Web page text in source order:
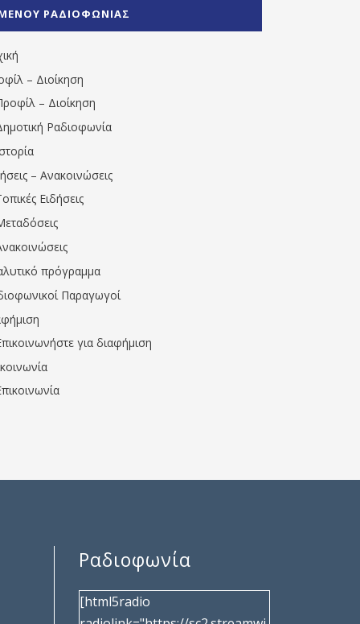
1531194763766854/" artist="" ]
ΡΑΔΙΟΦΩΝΙΑΣ
– Διοίκηση
– Διοίκηση
Ραδιοφωνία
– Ανακοινώσεις
Ειδήσεις
πρόγραμμα
Παραγωγοί
για διαφήμιση
Ραδιοφωνία
[html5radio